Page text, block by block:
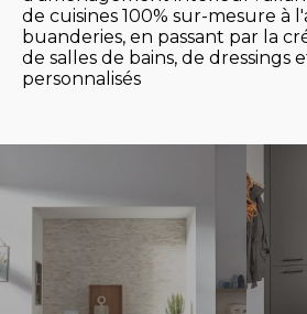
de cuisines 100% sur-mesure à
buanderies, en passant par la
de salles de bains, de
personnalisés